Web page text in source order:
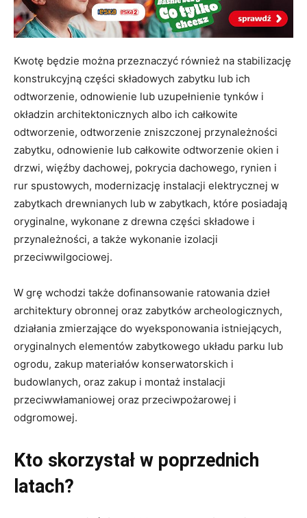
Kwotę będzie można przeznaczyć również na stabilizację
konstrukcyjną części składowych zabytku lub ich
odtworzenie, odnowienie lub uzupełnienie tynków i
okładzin architektonicznych albo ich całkowite
odtworzenie, odtworzenie zniszczonej przynależności
zabytku, odnowienie lub całkowite odtworzenie okien i
drzwi, więźby dachowej, pokrycia dachowego, rynien i
rur spustowych, modernizację instalacji elektrycznej w
zabytkach drewnianych lub w zabytkach, które posiadają
oryginalne, wykonane z drewna części składowe i
przynależności, a także wykonanie izolacji
przeciwwilgociowej.
W grę wchodzi także dofinansowanie ratowania dzieł
architektury obronnej oraz zabytków archeologicznych,
działania zmierzające do wyeksponowania istniejących,
oryginalnych elementów zabytkowego układu parku lub
ogrodu, zakup materiałów konserwatorskich i
budowlanych, oraz zakup i montaż instalacji
przeciwwłamaniowej oraz przeciwpożarowej i
odgromowej.
Kto skorzystał w poprzednich
latach?